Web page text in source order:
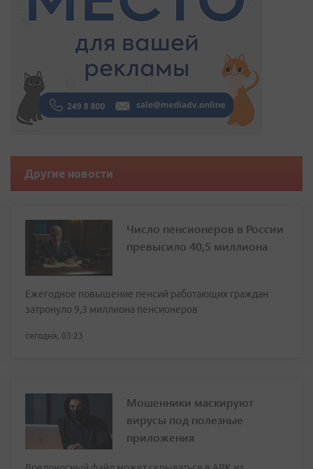
Другие новости
Число пенсионеров в России
превысило 40,5 миллиона
Ежегодное повышение пенсий работающих граждан
затронуло 9,3 миллиона пенсионеров
сегодня, 03:23
Мошенники маскируют
вирусы под полезные
приложения